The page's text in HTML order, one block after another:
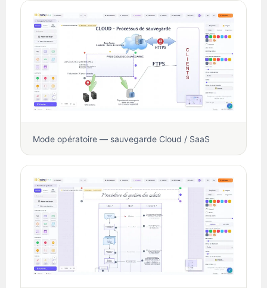
Mode opératoire — sauvegarde Cloud / SaaS